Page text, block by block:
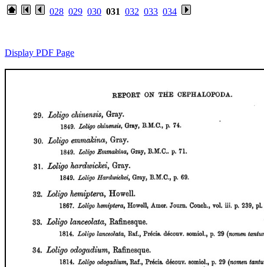
028 029 030 031 032 033 034
Display PDF Page